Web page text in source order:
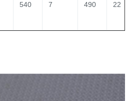
540 7 490 22